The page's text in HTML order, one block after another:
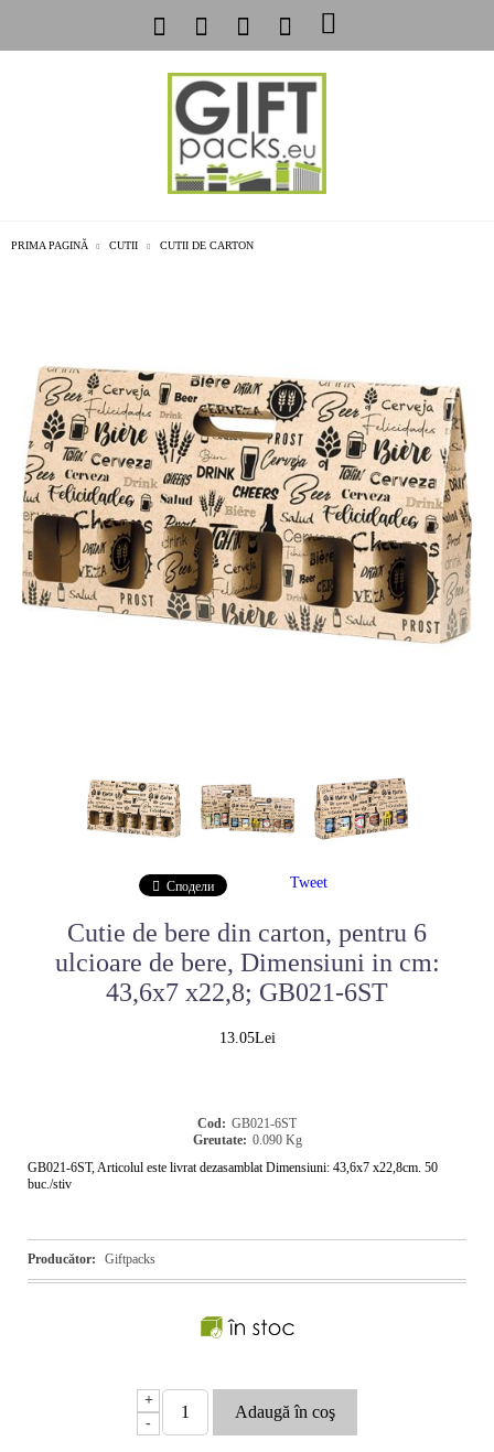
PRIMA PAGINĂ CUTII CUTII DE CARTON
Cutie de bere din carton, pentru 6
ulcioare de bere, Dimensiuni in cm:
43,6x7 x22,8; GB021-6ST
13.05Lei
Cod: GB021-6ST
Greutate: 0.090 Kg
GB021-6ST, Articolul este livrat dezasamblat Dimensiuni: 43,6x7 x22,8cm. 50
buc./stiv
Producător: Giftpacks
+
-
Сподели Tweet